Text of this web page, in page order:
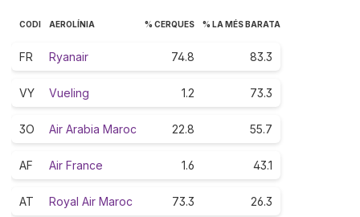
CODI AEROLÍNIA % CERQUES % LA MÉS BARATA
FR Ryanair 74.8 83.3
VY Vueling 1.2 73.3
3O Air Arabia Maroc 22.8 55.7
AF Air France 1.6 43.1
AT Royal Air Maroc 73.3 26.3